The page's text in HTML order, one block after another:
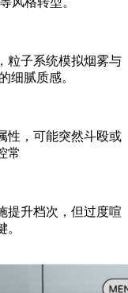
子系统模拟烟雾与
细腻质感。
，可能突然斗殴或
常
升档次，但过度喧